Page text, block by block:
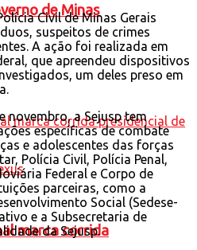
de Minas
marca corrida
Civil de Minas Gerais
suspeitos de crimes
A ação foi realizada em
que apreendeu dispositivos
um deles preso em
novembro, a Sejusp tem
específicas de combate
e adolescentes das forças
Polícia Civil, Polícia Penal,
Federal e Corpo de
parceiras, como a
Social (Sedese-
e a Subsecretaria de
da Sejusp.